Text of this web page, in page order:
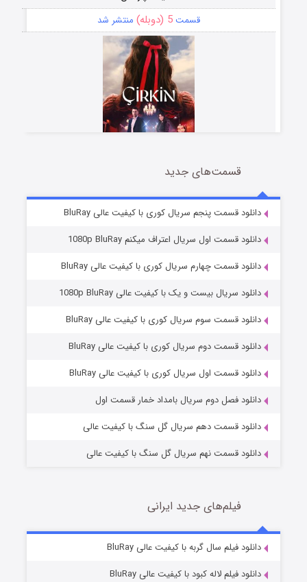
قسمت5 (دوبله) منتشر شد
سریال زشت
قسمت2 (زیرنویس) منتشر شد
مردگان متحرک: شهر مرده ۳
قسمت2 (زیرنویس) منتشر شد
قسمت 7 (زیرنویس) منتشر شد
قسمت‌های جدید
دانلود قسمت پنجم سریال کوری با کیفیت عالی BluRay
دانلود قسمت اول سریال اعتراف میکنم 1080p BluRay
دانلود قسمت چهارم سریال کوری با کیفیت عالی BluRay
دانلود سریال بیست و یک با کیفیت عالی 1080p BluRay
دانلود قسمت سوم سریال کوری با کیفیت عالی BluRay
دانلود قسمت دوم سریال کوری با کیفیت عالی BluRay
دانلود قسمت اول سریال کوری با کیفیت عالی BluRay
دانلود فصل دوم سریال بامداد خمار قسمت اول
دانلود قسمت دهم سریال گل سنگ با کیفیت عالی
دانلود قسمت نهم سریال گل سنگ با کیفیت عالی
فیلم‌های جدید ایرانی
دانلود فیلم سال گربه با کیفیت عالی BluRay
دانلود فیلم لاله کبود با کیفیت عالی BluRay